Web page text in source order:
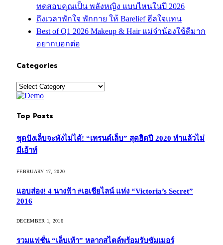
ทดสอบคุณเป็น พลังหญิง แบบไหนในปี 2026
ถึงเวลาพักใจ พักกาย ให้ Barelief ฮีลใจแทน
Best of Q1 2026 Makeup & Hair แม่จ๋าน้องใช้ดีมาก
อยากบอกต่อ
Categories
Categories
Top Posts
ชุดปังเล็บจะพังไม่ได้! “เทรนด์เล็บ” สุดฮิตปี 2020 ทำแล้วไม่
มีเอ้าท์
FEBRUARY 17, 2020
แอบส่อง! 4 นางฟ้า #เอเชียไลน์ แห่ง “Victoria’s Secret”
2016
DECEMBER 1, 2016
รวมแฟชั่น “เล็บเท้า” หลากสไตล์พร้อมรับซัมเมอร์